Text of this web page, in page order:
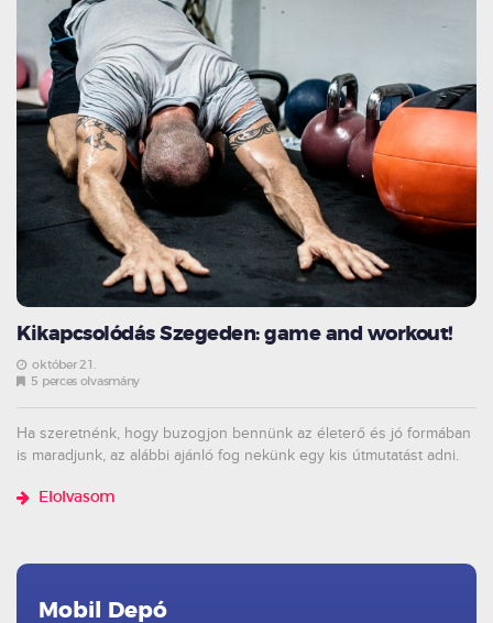
Kikapcsolódás Szegeden: game and workout!
október 21.
5 perces olvasmány
Ha szeretnénk, hogy buzogjon bennünk az életerő és jó formában
is maradjunk, az alábbi ajánló fog nekünk egy kis útmutatást adni.
Elolvasom
Mobil Depó